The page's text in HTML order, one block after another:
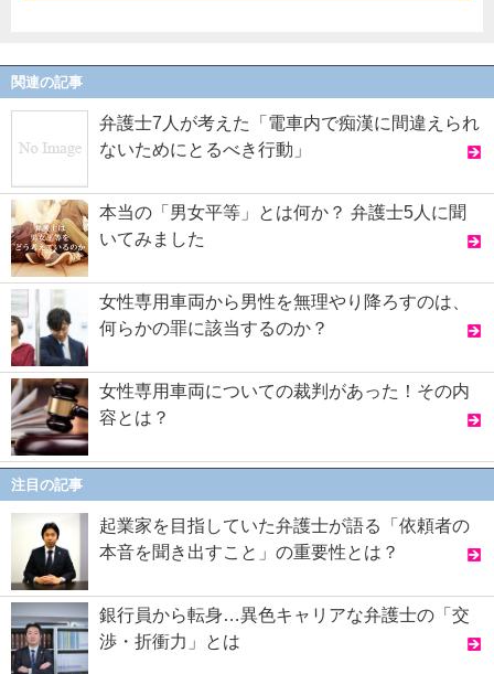
関連の記事
弁護士7人が考えた「電車内で痴漢に間違えられ
ないためにとるべき行動」
本当の「男女平等」とは何か？ 弁護士5人に聞
いてみました
女性専用車両から男性を無理やり降ろすのは、
何らかの罪に該当するのか？
女性専用車両についての裁判があった！その内
容とは？
注目の記事
起業家を目指していた弁護士が語る「依頼者の
本音を聞き出すこと」の重要性とは？
銀行員から転身…異色キャリアな弁護士の「交
渉・折衝力」とは